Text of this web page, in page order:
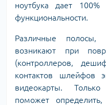
ноутбука дает
функциональности.
Различные полосы,
возникают при
(контроллеров,
контактов шлейфов
видеокарты. Только
поможет